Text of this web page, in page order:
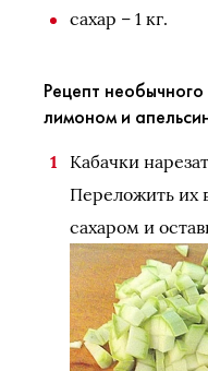
сахар – 1 кг.
Рецепт
лимоном и
Кабачки
Переложить их
сахаром и